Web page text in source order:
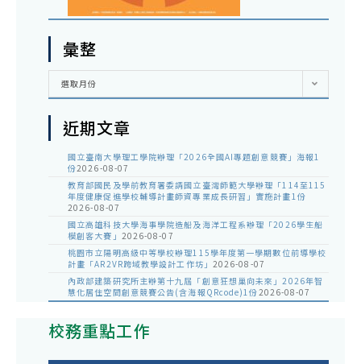
彙整
彙
選取月份
近期文章
國立臺南大學理工學院辦理「2026全國AI專題創意競賽」海報1
份2026-08-07
教育部國民及學前教育署委請國立臺灣師範大學辦理「114至115
年度健康促進學校輔導計畫師資專業成長研習」實施計畫1份
2026-08-07
國立高雄科技大學海事學院造船及海洋工程系辦理「2026學生船
模創客大賽」 2026-08-07
桃園市立陽明高級中等學校辦理115學年度第一學期數位前導學校
計畫「AR2VR跨域教學設計工作坊」 2026-08-07
內政部建築研究所主辦第十九屆「創意狂想巢向未來」2026年智
慧化居住空間創意競賽公告(含海報QRcode)1份2026-08-07
校務重點工作